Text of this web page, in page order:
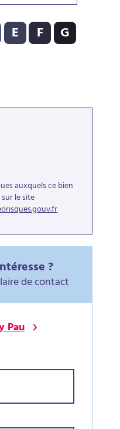
effet de serre (GES) : B - 11
E F G
auxquels ce bien
le site
?
de contact
Pau